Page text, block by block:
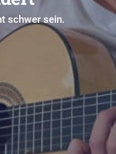
schwer sein.